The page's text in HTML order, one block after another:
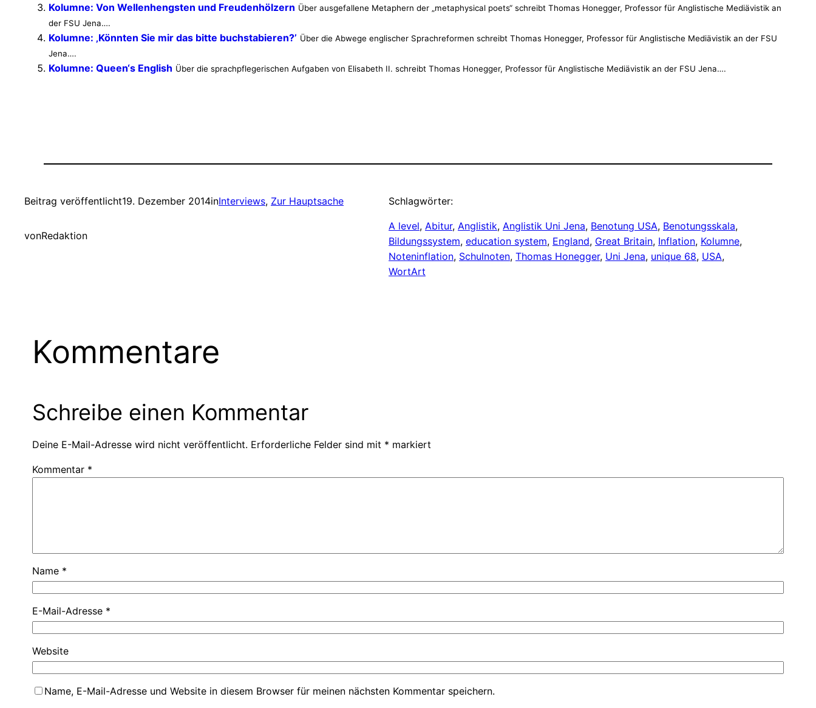
Kolumne: Von Wellenhengsten und Freudenhölzern Über ausgefallene Metaphern der „metaphysical poets“ schreibt Thomas Honegger, Professor für Anglistische Mediävistik an
der FSU Jena….
Kolumne: ‚Könnten Sie mir das bitte buchstabieren?’ Über die Abwege englischer Sprachreformen schreibt Thomas Honegger, Professor für Anglistische Mediävistik an der FSU
Jena….
Kolumne: Queen‘s English Über die sprachpflegerischen Aufgaben von Elisabeth II. schreibt Thomas Honegger, Professor für Anglistische Mediävistik an der FSU Jena….
Beitrag veröffentlicht19. Dezember 2014inInterviews, Zur Hauptsache
vonRedaktion
Schlagwörter:
A level, Abitur, Anglistik, Anglistik Uni Jena, Benotung USA, Benotungsskala
Bildungssystem, education system, England, Great Britain, Inflation, Kolumne
Noteninflation, Schulnoten, Thomas Honegger, Uni Jena, unique 68, USA
WortArt
Kommentare
Schreibe einen Kommentar
Deine E-Mail-Adresse wird nicht veröffentlicht. Erforderliche Felder sind mit * markiert
Kommentar *
Name *
E-Mail-Adresse *
Website
Name, E-Mail-Adresse und Website in diesem Browser für meinen nächsten Kommentar speichern.